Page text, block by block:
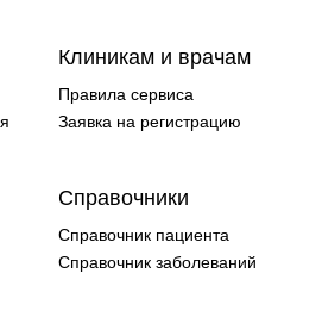
Клиникам и врачам
Правила сервиса
Заявка на регистрацию
Справочники
Справочник пациента
Справочник заболеваний